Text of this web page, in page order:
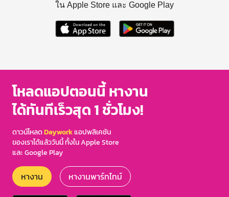
ใน Apple Store และ Google Play
โหลดแอปตอนนี้ หางาน
ได้ทันทีเร็วสุด 1 ชั่วโมง!
ดาวน์โหลดDayworkแอปพลิเคชัน
ของเราได้แล้ววันนี้ ทั้งใน Apple Store
และ Google Play
หางาน หางานพาร์ทไทม์